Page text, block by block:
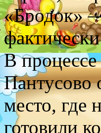
«Бродок»
В процессе
место, где
готовили